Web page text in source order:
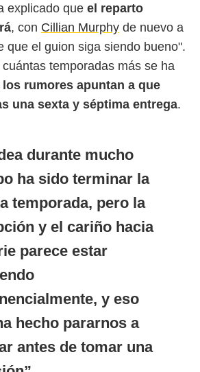
explicado que el reparto
, con Cillian Murphy de nuevo a
que el guion siga siendo bueno".
temporadas más se ha
los rumores apuntan a que
una sexta y séptima entrega.
durante mucho
ha sido terminar la
temporada, pero la
y el cariño hacia
parece estar
y eso
hecho pararnos a
antes de tomar una